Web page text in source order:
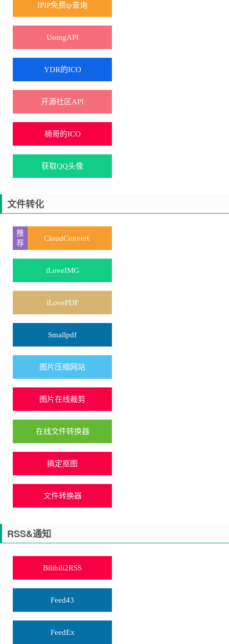
IPIP免费ip查询
UomgAPI
YDR的ICO
开源社区API
楠哥的ICO
获取QQ头像
文件转化
CloudConvert
iLoveIMG
iLovePDF
Smallpdf
图片压缩网站
图片在线裁剪
在线文件转换器
搞定抠图
文件转换器
RSS&通知
Bilibili2RSS
Feed43
FeedEx